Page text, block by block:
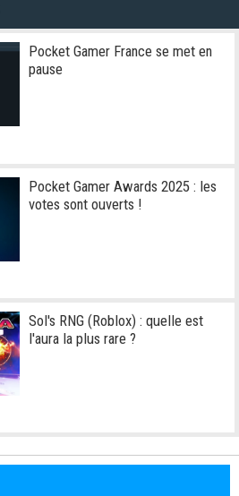
Pocket Gamer France se met en
pause
Pocket Gamer Awards 2025 : les
votes sont ouverts !
Sol's RNG (Roblox) : quelle est
l'aura la plus rare ?